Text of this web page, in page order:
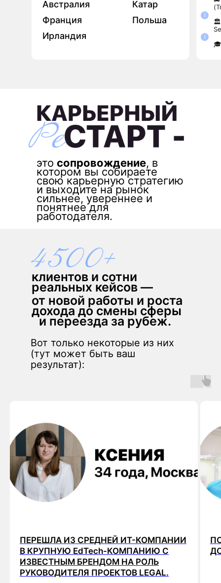
Австралия
Франция
Ирландия
Катар
Польша
это сопровождение, в
котором вы собираете
свою карьерную стратегию
и выходите на рынок
сильнее, увереннее и
понятнее для
работодателя.
от новой работы и роста
дохода до смены сферы
и переезда за рубеж.
клиентов и сотни
реальных кейсов —
Вот только некоторые из них
(тут может быть ваш
результат):
ПЕРЕШЛА ИЗ СРЕДНЕЙ ИТ-КОМПАНИИ
В КРУПНУЮ EdTech-КОМПАНИЮ С
ИЗВЕСТНЫМ БРЕНДОМ НА РОЛЬ
РУКОВОДИТЕЛЯ ПРОЕКТОВ LEGAL.
интересный проект
с большой командой
крупной